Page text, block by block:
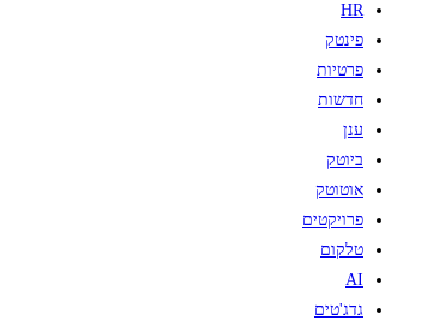
HR
פינטק
פרטיות
חדשות
ענן
ביוטק
אוטוטק
פרויקטים
טלקום
AI
גדג'טים